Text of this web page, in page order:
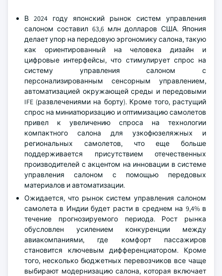
В 2024 году японский рынок систем управления
салоном составил 63,6 млн долларов США. Япония
делает упор на передовую эргономику салона, такую
как ориентированный на человека дизайн и
цифровые интерфейсы, что стимулирует спрос на
систему управления салоном с
персонализированным сенсорным управлением,
автоматизацией окружающей среды и передовыми
IFE (развлечениями на борту). Кроме того, растущий
спрос на миниатюризацию и оптимизацию самолетов
привел к увеличению спроса на технологии
компактного салона для узкофюзеляжных и
региональных самолетов, что еще больше
поддерживается присутствием отечественных
производителей с акцентом на инновации в системе
управления салоном с помощью передовых
материалов и автоматизации.
Ожидается, что рынок систем управления салоном
самолета в Индии будет расти в среднем на 9,4% в
течение прогнозируемого периода. Рост рынка
обусловлен усилением конкуренции между
авиакомпаниями, где комфорт пассажиров
становится ключевым дифференциатором. Кроме
того, несколько бюджетных перевозчиков все чаще
выбирают модернизацию салона, которая включает